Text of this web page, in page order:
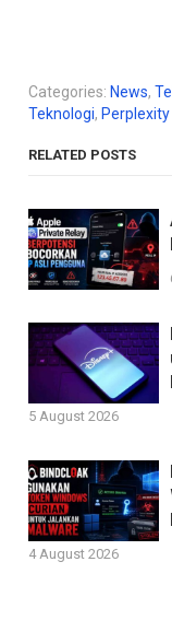
Categories: News,
Teknologi, Perplexity
RELATED POSTS
5 August 2026
4 August 2026